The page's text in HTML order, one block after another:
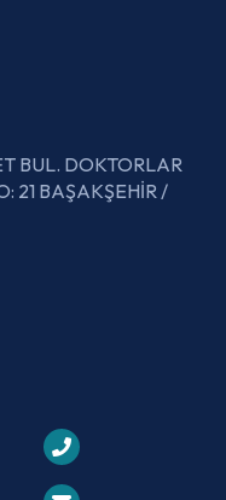
BUL. DOKTORLAR
21 BAŞAKŞEHİR /